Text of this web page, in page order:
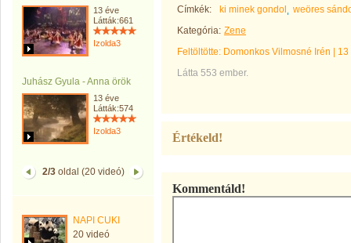
13 éve
Látták:661
Izolda3
Juhász Gyula - Anna örök
13 éve
Látták:574
Izolda3
2/3oldal (20 videó)
NAPI CUKI
20 videó
Címkék: ki minek gondol
weöres
Kategória: Zene
Feltöltötte: Domonkos Vilmosné Irén
13
Látta 553 ember.
Értékeld!
Kommentáld!